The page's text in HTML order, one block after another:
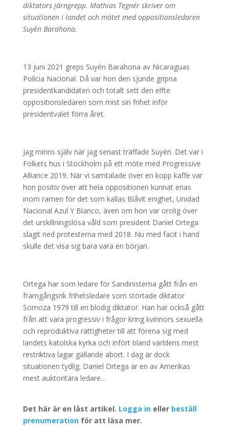
diktators järngrepp. Mathias Tegnér skriver om
situationen i landet och mötet med oppositionsledaren
Suyén Barahona.
13 juni 2021 greps Suyén Barahona av Nicaraguas
Policia Nacional. Då var hon den sjunde gripna
presidentkandidaten och totalt sett den elfte
oppositionsledaren som mist sin frihet inför
presidentvalet förra året.
Jag minns själv när jag senast träffade Suyén. Det var i
Folkets hus i Stockholm på ett möte med Progressive
Alliance 2019. När vi samtalade över en kopp kaffe var
hon positiv över att hela oppositionen kunnat enas
inom ramen för det som kallas Blåvit enighet, Unidad
Nacional Azul Y Blanco, även om hon var orolig över
det urskillningslösa våld som president Daniel Ortega
slagit ned protesterna med 2018. Nu med facit i hand
skulle det visa sig bara vara en början.
Ortega har som ledare för Sandinisterna gått från en
framgångsrik frihetsledare som störtade diktator
Somoza 1979 till en blodig diktator. Han har också gått
från att vara progressiv i frågor kring kvinnors sexuella
och reproduktiva rättigheter till att förena sig med
landets katolska kyrka och infört bland världens mest
restriktiva lagar gällande abort. I dag är dock
situationen tydlig. Daniel Ortega är en av Amerikas
mest auktoritära ledare…
Det här är en låst artikel. Logga ineller beställ
prenumerationför att läsa mer.